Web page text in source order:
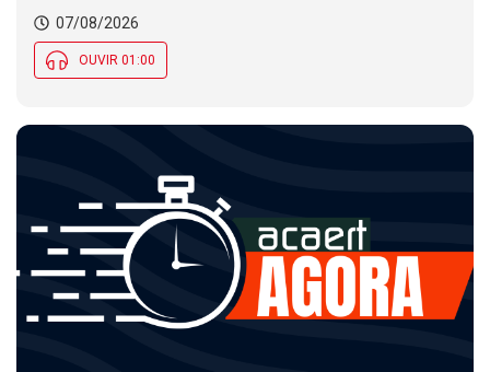
07/08/2026
OUVIR 01:00